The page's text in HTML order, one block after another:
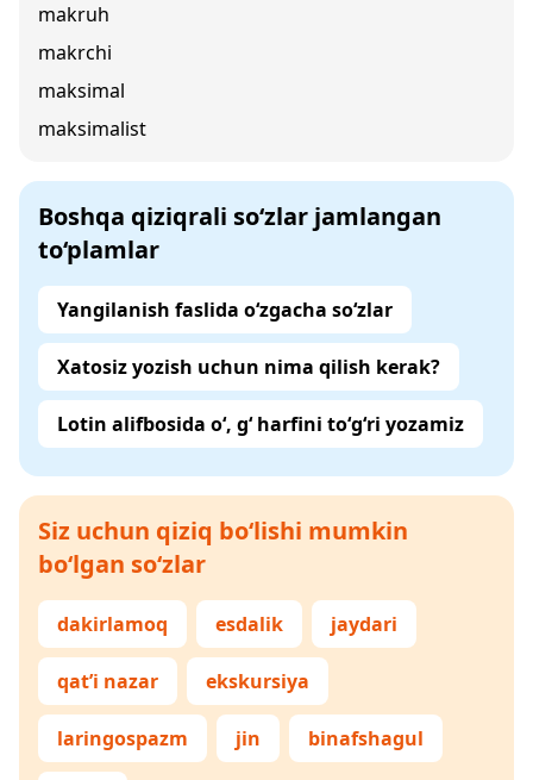
makruh
makrchi
maksimal
maksimalist
Boshqa qiziqrali so‘zlar jamlangan
to‘plamlar
Yangilanish faslida o‘zgacha so‘zlar
Xatosiz yozish uchun nima qilish kerak?
Lotin alifbosida o‘, g‘ harfini to‘g‘ri yozamiz
Siz uchun qiziq bo‘lishi mumkin
bo‘lgan so‘zlar
dakirlamoq esdalik jaydari
qat’i nazar ekskursiya
laringospazm jin binafshagul